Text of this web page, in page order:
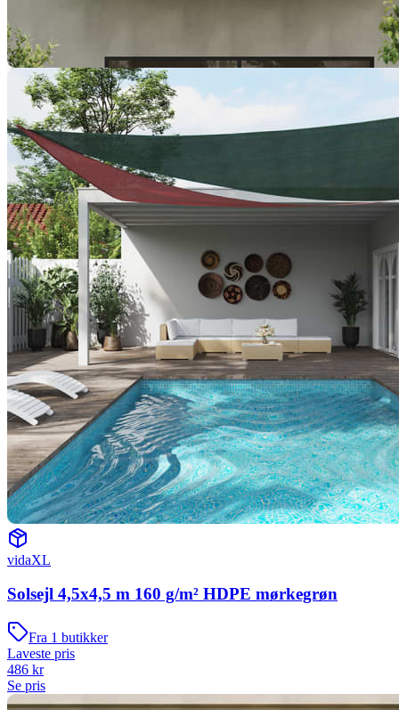
vidaXL
Solsejl 4,5x4,5 m 160 g/m² HDPE mørkegrøn
Fra 1 butikker
Laveste pris
486 kr
Se pris